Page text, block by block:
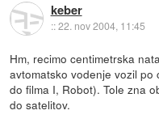
keber
::22. nov 2004, 11:45
Hm, recimo centimetrska
avtomatsko vodenje vozil
do filma I, Robot). Tole zna
do satelitov.